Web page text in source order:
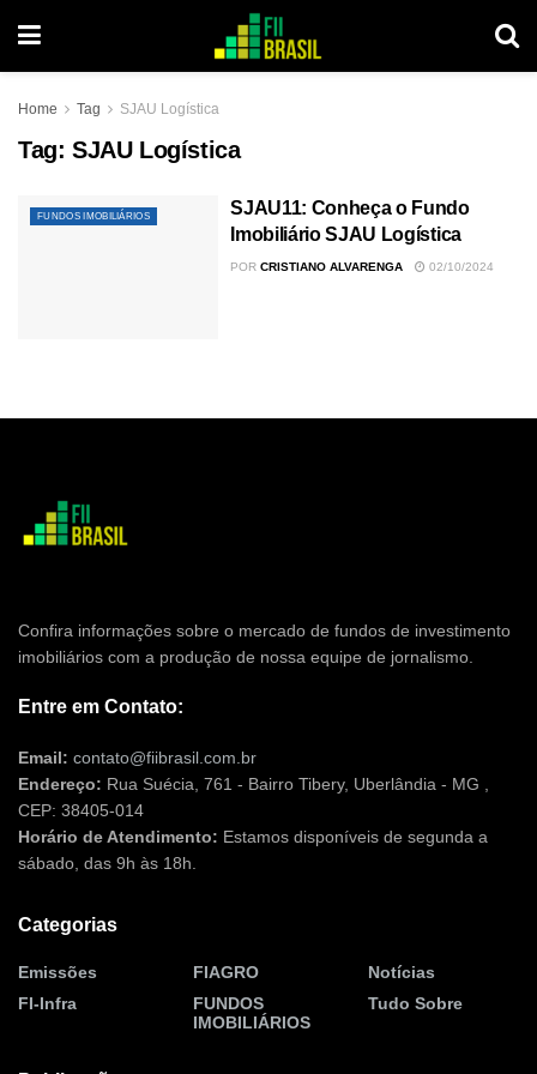
Home Tag SJAU Logística
Tag: SJAU Logística
FUNDOS IMOBILIÁRIOS
SJAU11: Conheça o Fundo
Imobiliário SJAU Logística
POR CRISTIANO ALVARENGA 02/10/2024
Confira informações sobre o mercado de fundos de investimento
imobiliários com a produção de nossa equipe de jornalismo.
Entre em Contato:
Email: contato@fiibrasil.com.br
Endereço: Rua Suécia, 761 - Bairro Tibery, Uberlândia - MG ,
CEP: 38405-014
Horário de Atendimento: Estamos disponíveis de segunda a
sábado, das 9h às 18h.
Categorias
Emissões
FI-Infra
FIAGRO
FUNDOS
IMOBILIÁRIOS
Notícias
Tudo Sobre